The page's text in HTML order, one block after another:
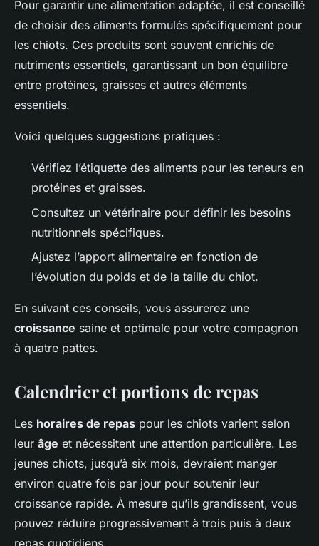
Pour garantir une alimentation adaptée, il est conseillé
de choisir des aliments formulés spécifiquement pour
les chiots. Ces produits sont souvent enrichis de
nutriments essentiels, garantissant un bon équilibre
entre protéines, graisses et autres éléments
essentiels.
Voici quelques suggestions pratiques :
Vérifiez l’étiquette des aliments pour les teneurs en
protéines et graisses.
Consultez un vétérinaire pour définir les besoins
nutritionnels spécifiques.
Ajustez l’apport alimentaire en fonction de
l’évolution du poids et de la taille du chiot.
En suivant ces conseils, vous assurerez une
croissance saine et optimale pour votre compagnon
à quatre pattes.
Calendrier et portions de repas
Les horaires de repas pour les chiots varient selon
leur âge et nécessitent une attention particulière. Les
jeunes chiots, jusqu’à six mois, devraient manger
environ quatre fois par jour pour soutenir leur
croissance rapide. À mesure qu’ils grandissent, vous
pouvez réduire progressivement à trois puis à deux
repas quotidiens.